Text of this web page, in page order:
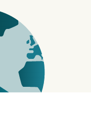
间管理、处理程序管